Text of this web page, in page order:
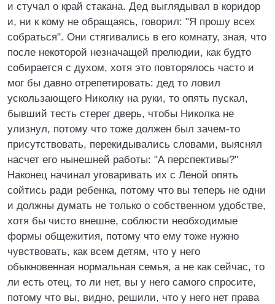
и стучал о край стакана. Дед выглядывал в коридор
и, ни к кому не обращаясь, говорил: "Я прошу всех
собраться". Они стягивались в его комнату, зная, что
после некоторой незначащей прелюдии, как будто
собирается с духом, хотя это повторялось часто и
мог бы давно отрепетировать: дед то ловил
ускользающего Николку на руки, то опять пускал,
бывший тесть стерег дверь, чтобы Николка не
улизнул, потому что тоже должен был зачем-то
присутствовать, перекидывались словами, выяснял
насчет его нынешней работы: "А перспективы?"
Наконец начинал уговаривать их с Леной опять
сойтись ради ребенка, потому что вы теперь не одни
и должны думать не только о собственном удобстве,
хотя бы чисто внешне, соблюсти необходимые
формы общежития, потому что ему тоже нужно
чувствовать, как всем детям, что у него
обыкновенная нормальная семья, а не как сейчас, то
ли есть отец, то ли нет, вы у него самого спросите,
потому что вы, видно, решили, что у него нет права